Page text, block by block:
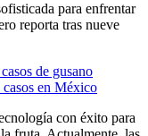
para enfrentar
reporta tras nueve
de gusano
en México
con éxito para